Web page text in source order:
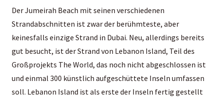
Der Jumeirah Beach mit seinen verschiedenen
Strandabschnitten ist zwar der berühmteste, aber
keinesfalls einzige Strand in Dubai. Neu, allerdings bereits
gut besucht, ist der Strand von Lebanon Island, Teil des
Großprojekts The World, das noch nicht abgeschlossen ist
und einmal 300 künstlich aufgeschüttete Inseln umfassen
soll. Lebanon Island ist als erste der Inseln fertig gestellt